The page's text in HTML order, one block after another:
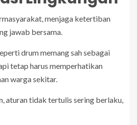
menjaga ketertiban
jawab bersama.
drum memang sah sebagai
tetap harus memperhatikan
warga sekitar.
aturan tidak tertulis sering berlaku,